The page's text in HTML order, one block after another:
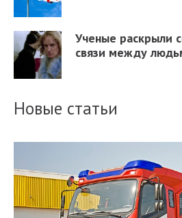
Ученые раскрыли
связи между
Новые статьи